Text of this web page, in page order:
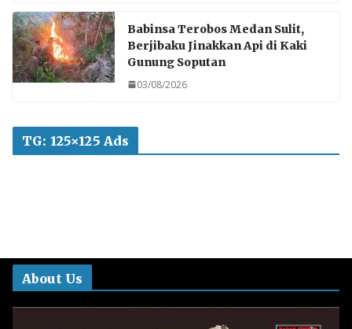
Babinsa Terobos Medan Sulit,
Berjibaku Jinakkan Api di Kaki
Gunung Soputan
03/08/2026
TG: 125×125 Ads
About Us